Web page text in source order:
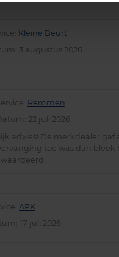
Kleine Beurt
: 3 augustus 2026
Remmen
: 22 juli 2026
advies! De merkdealer gaf
toe was dan bleek
APK
: 17 juli 2026